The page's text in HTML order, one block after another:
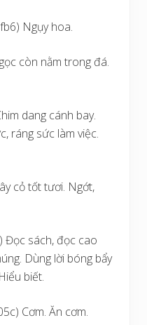
Ngụy hoa.
còn nằm trong đá.
dang cánh bay.
ráng sức làm việc.
cỏ tốt tươi. Ngớt,
Đọc sách, đọc cao
Dùng lời bóng bẩy
biết.
Cơm. Ăn cơm.